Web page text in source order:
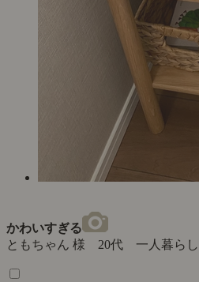
かわいすぎる
ともちゃん 様 20代 一人暮らし